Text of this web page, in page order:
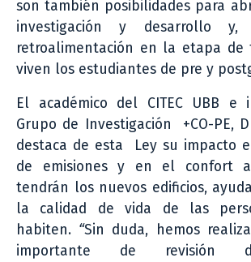
son también posibilidades para
investigación y desarrollo y,
retroalimentación en la etapa de
viven los estudiantes de pre y
El académico del CITEC UBB e
Grupo de Investigación +CO-PE,
destaca de esta Ley su impacto
de emisiones y en el confort
tendrán los nuevos edificios,
la calidad de vida de las
habiten. “Sin duda, hemos
importante de revisión